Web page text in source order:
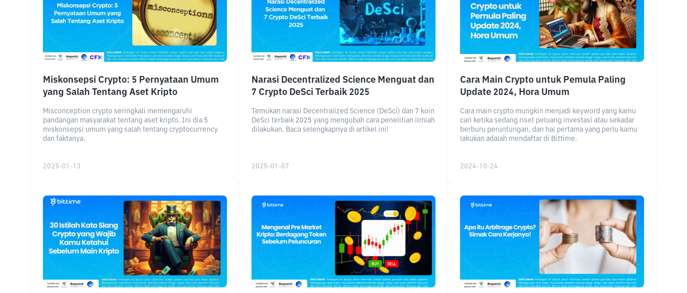
Miskonsepsi Crypto: 5 Pernyataan Umum
yang Salah Tentang Aset Kripto
Misconception crypto seringkali memengaruhi
pandangan masyarakat tentang aset kripto. Ini dia 5
miskonsepsi umum yang salah tentang cryptocurrency
dan faktanya.
2025-01-13
Narasi Decentralized Science Menguat dan
7 Crypto DeSci Terbaik 2025
Temukan narasi Decentralized Science (DeSci) dan 7 koin
DeSci terbaik 2025 yang mengubah cara penelitian ilmiah
dilakukan. Baca selengkapnya di artikel ini!
2025-01-07
Cara Main Crypto untuk Pemula Paling
Update 2024, Hora Umum
Cara main crypto mungkin menjadi keyword yang kamu
cari ketika sedang riset peluang investasi atau sekadar
berburu peruntungan, dan hal pertama yang perlu kamu
lakukan adalah mendaftar di Bittime.
2024-10-24